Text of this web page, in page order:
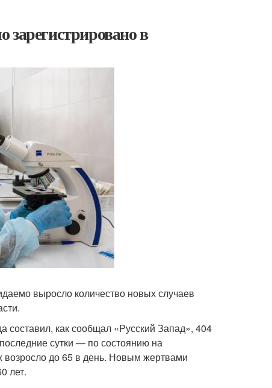
в
выросло количество новых случаев
составил, как сообщал «Русский Запад», 404
сутки — по состоянию на
возросло до 65 в день. Новым жертвами
лет.